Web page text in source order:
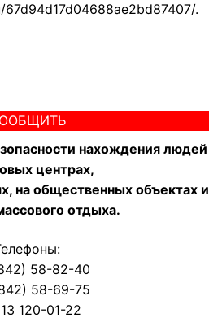
.
нахождения людей
центрах,
на общественных объектах и
отдыха.
58-82-40
58-69-75
120-01-22